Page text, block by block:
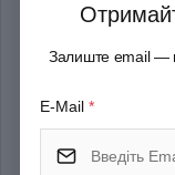
Залиште email —
E-Mail *